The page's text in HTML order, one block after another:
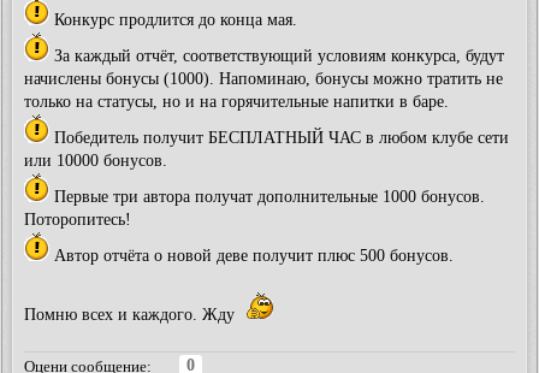
Конкурс продлится до конца мая.
За каждый отчёт, соответствующий условиям конкурса, будут
начислены бонусы (1000). Напоминаю, бонусы можно тратить не
только на статусы, но и на горячительные напитки в баре.
Победитель получит БЕСПЛАТНЫЙ ЧАС в любом клубе сети
или 10000 бонусов.
Первые три автора получат дополнительные 1000 бонусов.
Поторопитесь!
Автор отчёта о новой деве получит плюс 500 бонусов.
Помню всех и каждого. Жду
Оцени сообщение:
0